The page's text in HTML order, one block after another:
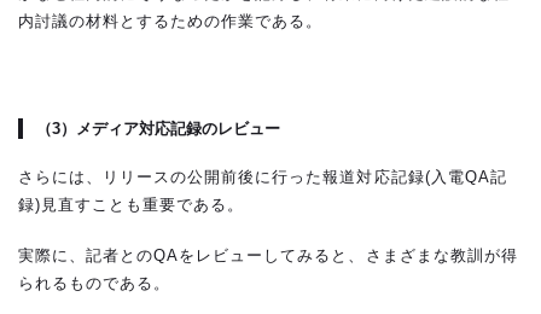
内討議の材料とするための作業である。
（3） メディア対応記録のレビュー
さらには、リリースの公開前後に行った報道対応記録(入電QA記
録)見直すことも重要である。
実際に、記者とのQAをレビューしてみると、さまざまな教訓が得
られるものである。